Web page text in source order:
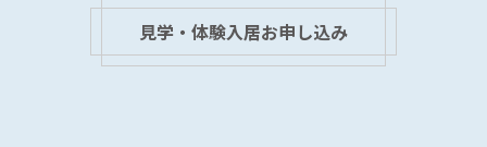
見学・体験入居お申し込み